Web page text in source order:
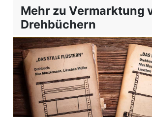
Mehr zu Vermarktung
Drehbüchern